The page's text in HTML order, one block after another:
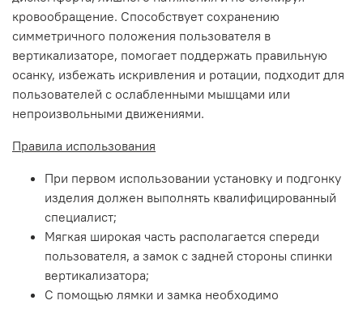
кровообращение. Способствует сохранению
симметричного положения пользователя в
вертикализаторе, помогает поддержать правильную
осанку, избежать искривления и ротации, подходит для
пользователей с ослабленными мышцами или
непроизвольными движениями.
Правила использования
При первом использовании установку и подгонку
изделия должен выполнять квалифицированный
специалист;
Мягкая широкая часть располагается спереди
пользователя, а замок с задней стороны спинки
вертикализатора;
С помощью лямки и замка необходимо